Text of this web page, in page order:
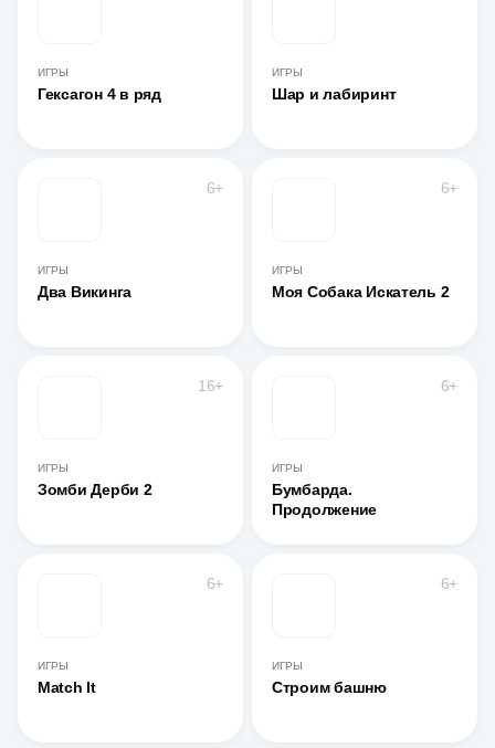
ИГРЫ
Гексагон 4 в ряд
ИГРЫ
Шар и лабиринт
6+
ИГРЫ
Два Викинга
6+
ИГРЫ
Моя Собака Искатель 2
16+
ИГРЫ
Зомби Дерби 2
6+
ИГРЫ
Бумбарда.
Продолжение
6+
ИГРЫ
Match It
6+
ИГРЫ
Строим башню